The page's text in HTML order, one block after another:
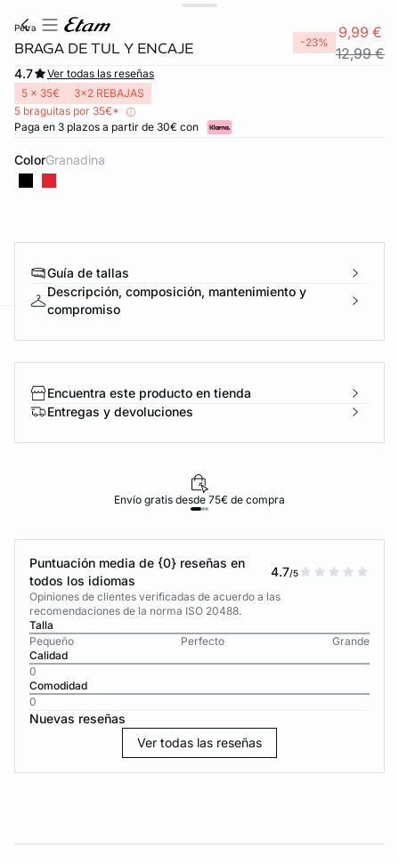
petra
BRAGA DE TUL Y ENCAJE -23%
9,99 €
12,99 €
4.7
Ver todas las reseñas
5 x 35€
3x2 REBAJAS
5 braguitas por 35€*
Paga en 3 plazos a partir de 30€ con
Color granadina
Guía de tallas
Descripción, composición, mantenimiento y
compromiso
Encuentra este producto en tienda
Entregas y devoluciones
Envío gratis desde 75€ de compra
Puntuación media de {0} reseñas en
todos los idiomas
4.7/5
Opiniones de clientes verificadas de acuerdo a las
recomendaciones de la norma ISO 20488.
Talla
Pequeño
Perfecto
Grande
Calidad
0
Comodidad
0
Nuevas reseñas
Ver todas las reseñas